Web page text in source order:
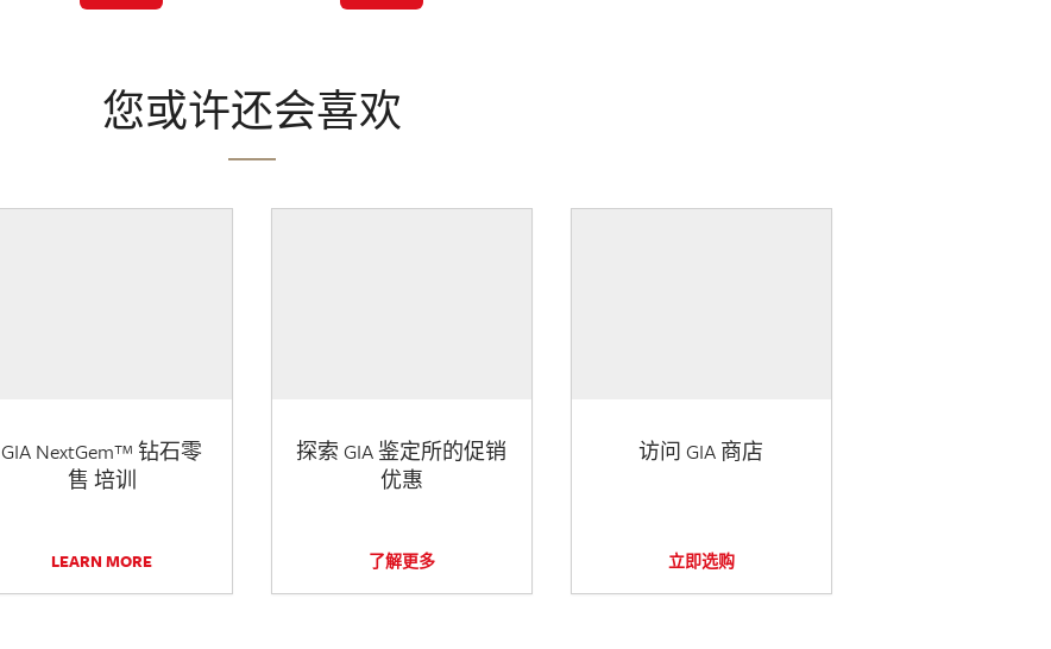
您或许还会喜欢
GIA NextGem™ 钻石零
售 培训
LEARN MORE
探索 GIA 鉴定所的促销
优惠
了解更多
访问 GIA 商店
立即选购